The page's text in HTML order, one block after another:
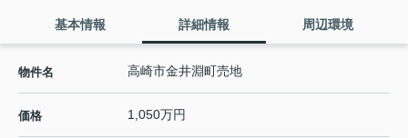
基本情報 詳細情報 周辺環境
物件名 高崎市金井淵町売地
価格 1,050万円